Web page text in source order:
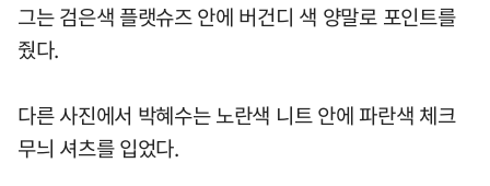
그는 검은색 플랫슈즈 안에 버건디 색 양말로 포인트를
줬다.
다른 사진에서 박혜수는 노란색 니트 안에 파란색 체크
무늬 셔츠를 입었다.